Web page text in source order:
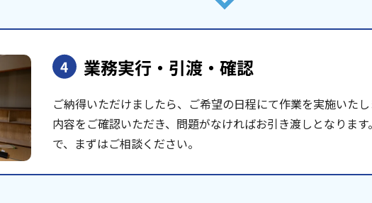
4 業務実行・引渡・確認
ご納得いただけましたら、ご希望の日程にて作業を実施いた
内容をご確認いただき、問題がなければお引き渡しとなりま
で、まずはご相談ください。